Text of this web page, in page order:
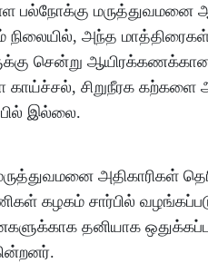
பல்நோக்கு மருத்துவமனை
நிலையில், அந்த
சென்று
காய்ச்சல், சிறுநீரக கற்களை
இல்லை.
மருத்துவமனை அதிகாரிகள்
கழகம் சார்பில்
தனியாக